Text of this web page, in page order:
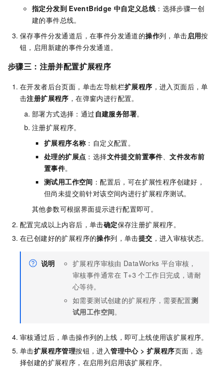
指定分发到 EventBridge 中自定义总线 ：选择步骤一创
建的事件总线。
保存事件分发通道后，在事件分发通道的操作列，单击启用按
钮，启用新建的事件分发通道。
步骤三：注册并配置扩展程序
在开发者后台页面，单击左导航栏扩展程序 ，进入页面后，单
击注册扩展程序 ，在弹窗内进行配置。
部署方式选择：通过 自建服务部署。
注册扩展程序。
扩展程序名称 ：自定义配置。
处理的扩展点 ：选择文件提交前置事件、文件发布前
置事件。
测试用工作空间 ：配置后，可在扩展性程序创建好，
但尚未提交前针对该空间内进行扩展程序测试。
其他参数可根据界面提示进行配置即可。
配置完成以上内容后，单击确定保存注册扩展程序。
在已创建好的扩展程序的操作列，单击提交 ，进入审核状态。
说明 扩展程序审核由 DataWorks 平台审核，
审核事件通常在 T+3 个工作日完成，请耐
心等待。
如需要测试创建的扩展程序，需要配置测
试用工作空间。
审核通过后，单击操作列的上线，即可上线使用该扩展程序。
单击扩展程序管理按钮，进入管理中心>扩展程序页面，选
择创建的扩展程序，在启用列启用该扩展程序。